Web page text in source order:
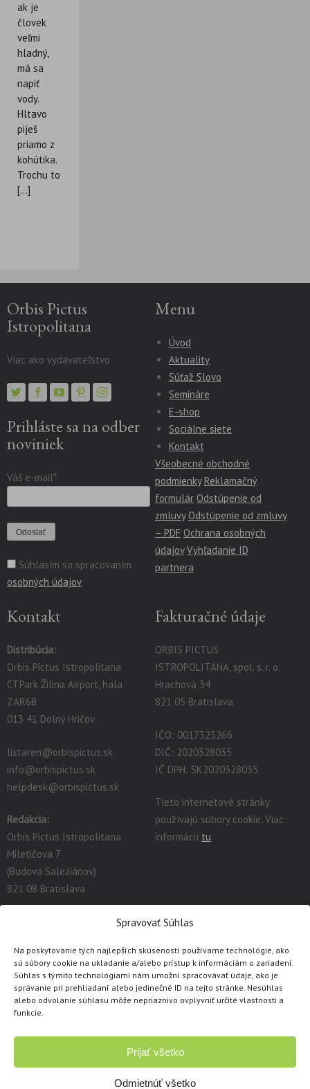
Spravovať Súhlas
Na poskytovanie tých najlepších skúseností používame technológie, ako
sú súbory cookie na ukladanie a/alebo prístup k informáciám o zariadení.
Súhlas s týmito technológiami nám umožní spracovávať údaje, ako je
správanie pri prehliadaní alebo jedinečné ID na tejto stránke. Nesúhlas
alebo odvolanie súhlasu môže nepriaznivo ovplyvniť určité vlastnosti a
funkcie.
Prijať všetko
Odmietnúť všetko
ak je
človek
veľmi
hladný,
má sa
napiť
vody.
Hltavo
piješ
priamo z
kohútika.
Trochu to
[...]
Orbis Pictus
Istropolitana
Viac ako vydavateľstvo
Prihláste sa na odber
noviniek
Váš e-mail*
Súhlasím so spracovaním
osobných údajov
Menu
Úvod
Aktuality
Súťaž Slovo
Semináre
E-shop
Sociálne siete
Kontakt
Všeobecné obchodné
podmienky Reklamačný
formulár Odstúpenie od
zmluvy Odstúpenie od zmluvy
– PDF Ochrana osobných
údajov Vyhľadanie ID
partnera
Kontakt
Distribúcia:
Orbis Pictus Istropolitana
CTPark Žilina Airport, hala
ZAR6B
013 41 Dolný Hričov
listaren@orbispictus.sk
info@orbispictus.sk
helpdesk@orbispictus.sk
Redakcia:
Orbis Pictus Istropolitana
Miletičova 7
(Budova Saleziánov)
821 08 Bratislava
Fakturačné údaje
ORBIS PICTUS
ISTROPOLITANA, spol. s. r. o.
Hrachová 34
821 05 Bratislava
IČO: 0017323266
DIČ: 2020328035
IČ DPH: SK2020328035
Tieto internetové stránky
používajú súbory cookie. Viac
informácií tu.
Podrobnú dokumentáciu a návody na prácu s E-učebnicami
nájdete tu:https://orbispictus.sk/vyuka-co-naje-fektivnejsie-s-e-
ucebnicami/.
V prípade problémov s e-učebnicami alebo licenciami, prosím
Copyright © 1991 - 2026 Orbis Pictus Istropolitana, spol. s r.o.